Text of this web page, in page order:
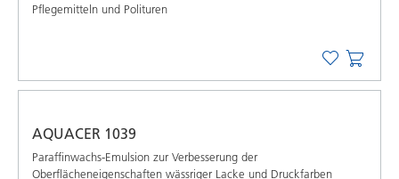
Pflegemitteln und Polituren
AQUACER 1039
Paraffinwachs-Emulsion zur Verbesserung der
Oberflächeneigenschaften wässriger Lacke und Druckfarben